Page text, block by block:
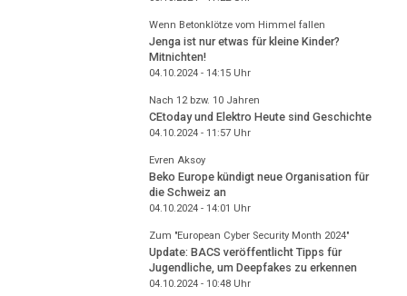
Wenn Betonklötze vom Himmel fallen
Jenga ist nur etwas für kleine Kinder?
Mitnichten!
04.10.2024 - 14:15Uhr
Nach 12 bzw. 10 Jahren
CEtoday und Elektro Heute sind Geschichte
04.10.2024 - 11:57Uhr
Evren Aksoy
Beko Europe kündigt neue Organisation für
die Schweiz an
04.10.2024 - 14:01 Uhr
Zum "European Cyber Security Month 2024"
Update: BACS veröffentlicht Tipps für
Jugendliche, um Deepfakes zu erkennen
04.10.2024 - 10:48Uhr